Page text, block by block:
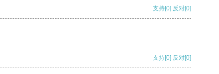
支持[0] 反对[0]
支持[0] 反对[0]